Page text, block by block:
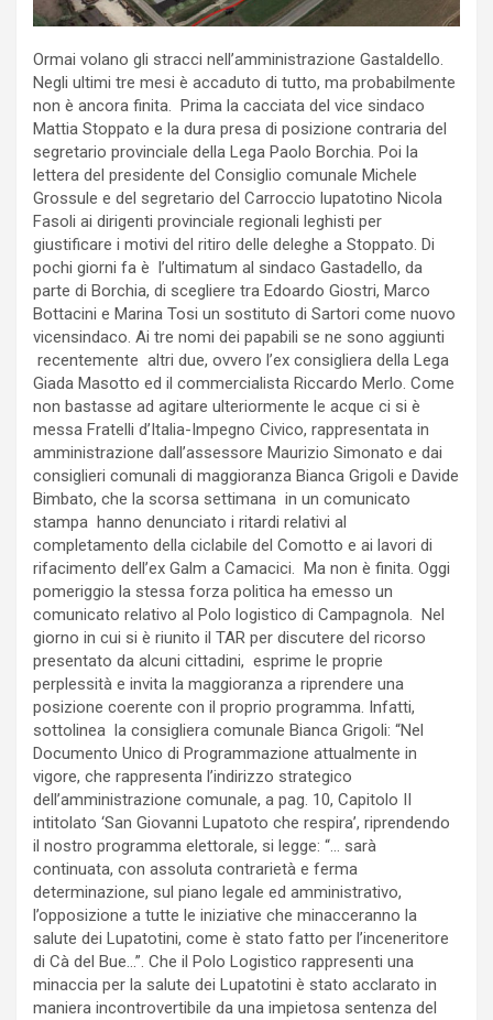
Ormai volano gli stracci nell’amministrazione Gastaldello.
Negli ultimi tre mesi è accaduto di tutto, ma probabilmente
non è ancora finita. Prima la cacciata del vice sindaco
Mattia Stoppato e la dura presa di posizione contraria del
segretario provinciale della Lega Paolo Borchia. Poi la
lettera del presidente del Consiglio comunale Michele
Grossule e del segretario del Carroccio lupatotino Nicola
Fasoli ai dirigenti provinciale regionali leghisti per
giustificare i motivi del ritiro delle deleghe a Stoppato. Di
pochi giorni fa è l’ultimatum al sindaco Gastadello, da
parte di Borchia, di scegliere tra Edoardo Giostri, Marco
Bottacini e Marina Tosi un sostituto di Sartori come nuovo
vicensindaco. Ai tre nomi dei papabili se ne sono aggiunti
recentemente altri due, ovvero l’ex consigliera della Lega
Giada Masotto ed il commercialista Riccardo Merlo. Come
non bastasse ad agitare ulteriormente le acque ci si è
messa Fratelli d’Italia-Impegno Civico, rappresentata in
amministrazione dall’assessore Maurizio Simonato e dai
consiglieri comunali di maggioranza Bianca Grigoli e Davide
Bimbato, che la scorsa settimana in un comunicato
stampa hanno denunciato i ritardi relativi al
completamento della ciclabile del Comotto e ai lavori di
rifacimento dell’ex Galm a Camacici. Ma non è finita. Oggi
pomeriggio la stessa forza politica ha emesso un
comunicato relativo al Polo logistico di Campagnola. Nel
giorno in cui si è riunito il TAR per discutere del ricorso
presentato da alcuni cittadini, esprime le proprie
perplessità e invita la maggioranza a riprendere una
posizione coerente con il proprio programma. Infatti,
sottolinea la consigliera comunale Bianca Grigoli: “Nel
Documento Unico di Programmazione attualmente in
vigore, che rappresenta l’indirizzo strategico
dell’amministrazione comunale, a pag. 10, Capitolo II
intitolato ‘San Giovanni Lupatoto che respira’, riprendendo
il nostro programma elettorale, si legge: “… sarà
continuata, con assoluta contrarietà e ferma
determinazione, sul piano legale ed amministrativo,
l’opposizione a tutte le iniziative che minacceranno la
salute dei Lupatotini, come è stato fatto per l’inceneritore
di Cà del Bue…”. Che il Polo Logistico rappresenti una
minaccia per la salute dei Lupatotini è stato acclarato in
maniera incontrovertibile da una impietosa sentenza del